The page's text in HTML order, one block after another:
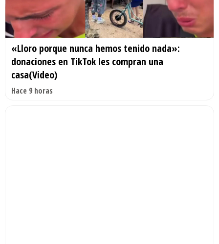
«Lloro porque nunca hemos tenido nada»:
donaciones en TikTok les compran una
casa(Video)
Hace 9 horas